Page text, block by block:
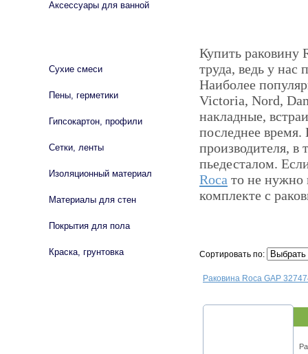
Купить раковину
труда, ведь у нас
Наиболее
Victoria, Nord,
накладные,
последнее время.
производителя, в
пьедесталом.
Roca то не нужно
комплекте с
Сортировать по:
Раковина Roca GAP
Аксессуары для ванной
Сухие смеси
Пены, герметики
Гипсокартон, профили
Сетки, ленты
Изоляционный материал
Материалы для стен
Покрытия для пола
Краска, грунтовка